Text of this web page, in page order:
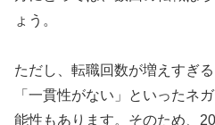
ょう。
ただし、転職回数が増えすぎ
「一貫性がない」といったネ
能性もあります。そのため、